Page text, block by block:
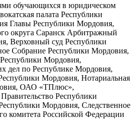
обучающихся в юридическом
палата Республики
Главы Республики Мордовия,
округа Саранск Арбитражный
Верховный суд Республики
Собрание Республики Мордовия,
Мордовия,
дел по Республике Мордовия,
Мордовия, Нотариальная
ОАО «ТПлюс»,
Республики
Мордовия, Следственное
комитета Российской Федерации